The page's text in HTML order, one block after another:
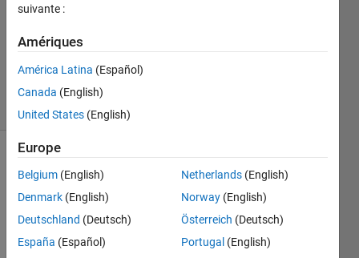
matrix
Przemyslaw
110
solvers
2 likes
x = [3 9; 5 2]
suivante :
Amériques
América Latina (Español)
Canada (English)
United States (English)
Europe
Belgium (English)
Denmark (English)
Deutschland (Deutsch)
España (Español)
Netherlands (English)
Norway (English)
Österreich (Deutsch)
Portugal (English)